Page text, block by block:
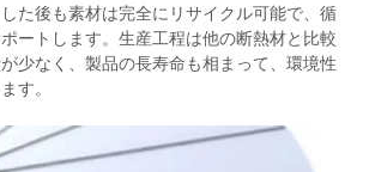
た後も素材は完全にリサイクル可能で、循
ートします。生産工程は他の断熱材と比較
少なく、製品の長寿命も相まって、環境性
す。